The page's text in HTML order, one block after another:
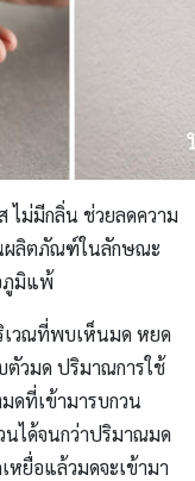
ไม่มีกลิ่น ช่วยลดความ
นผลิตภัณฑ์ในลักษณะ
ภูมิแพ้
เวณที่พบเห็นมด หยด
ตัวมด ปริมาณการใช้
ดที่เข้ามารบกวน
นได้จนกว่าปริมาณมด
หยื่อแล้วมดจะเข้ามา